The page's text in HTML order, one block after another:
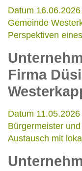
Datum 16.06.2026
Gemeinde
Perspektiven
Firma
Datum 11.05.2026
Bürgermeister
Austausch mit